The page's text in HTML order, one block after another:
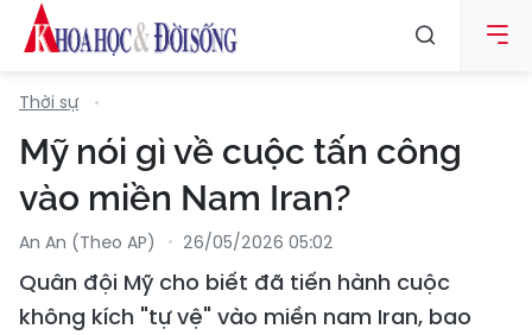
Thời sự
Mỹ nói gì về cuộc tấn công
vào miền Nam Iran?
An An (Theo AP) 26/05/2026 05:02
Quân đội Mỹ cho biết đã tiến hành cuộc
không kích "tự vệ" vào miền nam Iran, bao